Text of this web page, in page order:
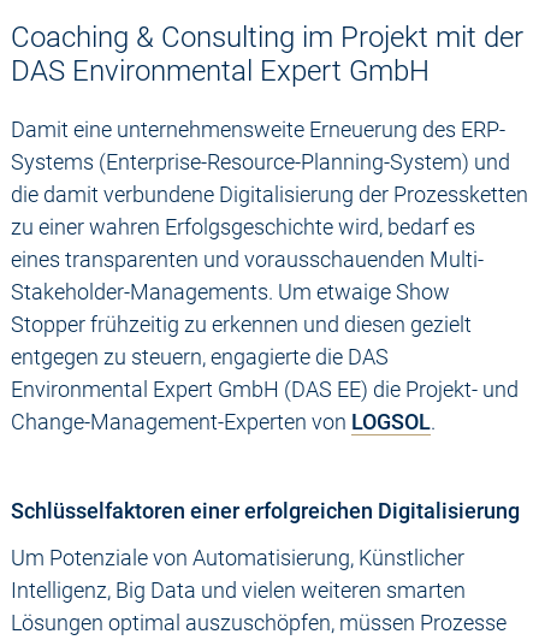
Coaching & Consulting im Projekt mit der
DAS Environmental Expert GmbH
Damit eine unternehmensweite Erneuerung des ERP-
Systems (Enterprise-Resource-Planning-System) und
die damit verbundene Digitalisierung der Prozessketten
zu einer wahren Erfolgsgeschichte wird, bedarf es
eines transparenten und vorausschauenden Multi-
Stakeholder-Managements. Um etwaige Show
Stopper frühzeitig zu erkennen und diesen gezielt
entgegen zu steuern, engagierte die DAS
Environmental Expert GmbH (DAS EE) die Projekt- und
Change-Management-Experten von LOGSOL.
Schlüsselfaktoren einer erfolgreichen Digitalisierung
Um Potenziale von Automatisierung, Künstlicher
Intelligenz, Big Data und vielen weiteren smarten
Lösungen optimal auszuschöpfen, müssen Prozesse